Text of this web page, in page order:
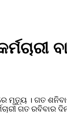
ମୃତ୍ୟୁ । ଗତ
ଗତ ରବିବାର